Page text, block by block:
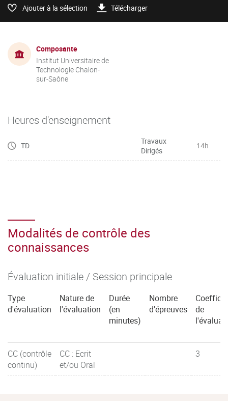
Ajouter à la sélection Télécharger
Composante
Institut Universitaire de
Technologie Chalon-
sur-Saône
Heures d'enseignement
TD
Travaux
Dirigés
14h
Modalités de contrôle des
connaissances
Évaluation initiale / Session principale
Type
d'évaluation
Nature de
l'évaluation
Durée
(en
minutes)
Nombre
d'épreuves
de
CC (contrôle
continu)
CC : Ecrit
et/ou Oral
3